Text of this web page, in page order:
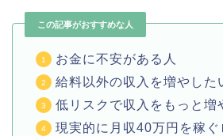
この記事がおすすめな人
お金に不安がある人
給料以外の収入を増やした
低リスクで収入をもっと増
現実的に月収40万円を稼ぐ